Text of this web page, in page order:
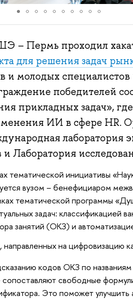
– Пермь проходил
для решения задач
молодых специалистов
победителей
прикладных задач»,
ИИ в сфере HR.
лаборатория
Лаборатория
тематической инициативы
вузом – бенефициаром
тематической программы
задач: классификацией
занятий (ОКЗ) и
направленных на цифровизацию
кодов ОКЗ по названиям
свободные
Это поможет улучшить